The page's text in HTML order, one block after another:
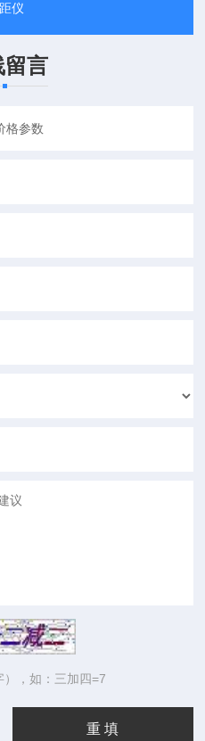
仪
留言
，如：三加四=7